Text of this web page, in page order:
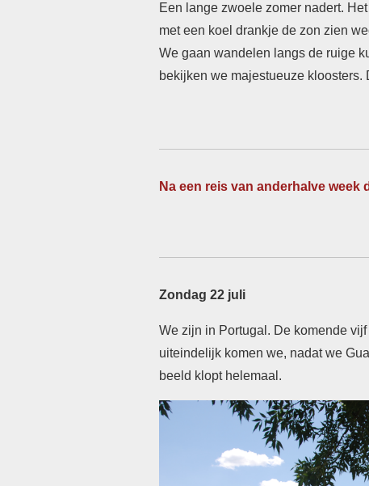
Een lange zwoele zomer nadert.
met een koel drankje de zon zien
We gaan wandelen langs de ruige
bekijken we majestueuze
Na een reis van anderhalve
Zondag 22 juli
We zijn in Portugal. De komende
uiteindelijk komen we, nadat we
beeld klopt helemaal.